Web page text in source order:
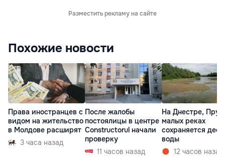
Разместить рекламу на сайте
Похожие новости
Права иностранцев с
видом на жительство
в Молдове расширят
3 часа назад
После жалобы
постоялицы в центре
Constructorul начали
проверку
11 часов назад
На Днестре,
малых реках
сохраняется
воды
12 часов назад